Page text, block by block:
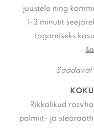
juustele ning
1-3 minutit
tagamiseks
Saadaval
Rikkalikud
palmiit- ja